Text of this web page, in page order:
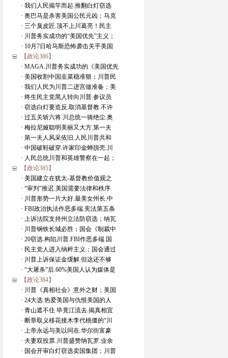
· 我们人民揭竿而起.推翻白灯窃选
· 奥巴马是杀害美国公民元凶；马克
· 三个臭皮匠.顶不上川葛亮！民主
· 川普务实成功的“美国优先”主义；
· 10月7日哈马斯恐怖袭击关乎美国
【政论386】
· MAGA.川普务实成功的《美国优先
· 美国收割中国韭菜稳准狠；川普民
· 我们人民为川普二进宫做准备；美
· 终生民主党黑人转向川普.参议员
· 窃选白灯要造反.取消基督教.不许
· 过五关斩六将.川总统一骑绝尘.奥
· 梅拉尼娅聪明美丽又大方.第一夫
· 第一夫人风采依旧.人民川普共和
· 中国破鞋破穿.许家印金蝉脱壳.川
· 人民总统川普和英雄警察在一起；
【政论385】
· 美国建立在犹太-基督教价值观之
· “审判”推迟.美国需要法律和秩序.
· 川普形势一片大好.最美女州长.中
· FBI政治执法作恶多端.宪法第五条
· 上诉法院支持州立法防窃选；纳瓦
· 川普钢铁长城必胜；国会《制裁中
· 20窃选.构陷川普.FBI作恶多端.国
· 民主党人进入纳粹主义；国会通过
· 川普上诉保证金缓解.但这还不够
· “大屠杀”后.60%美国人认为媒体是
【政论384】
· 川普《真相社会》意外之财；美国
· 24大选.热爱美国与仇恨美国的人
· 青山遮不住 毕竟江流去.揭真相宜
· 断章取义移花接木李代桃僵的“川
· 上帝永远与美以同在.华尔街富豪
· 夫妻双投票.川普盛赞纳瓦罗.业余
· 国会开审白灯窃选卖国集团；川普